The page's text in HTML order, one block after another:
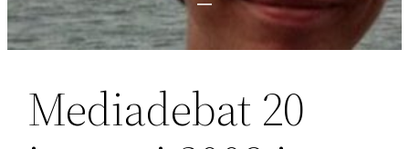
Mediadebat 20